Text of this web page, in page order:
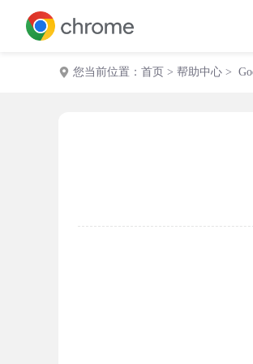
您当前位置： 首页 > 帮助中心 >